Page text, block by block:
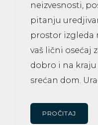
neizvesnosti,
pitanju
prostor izgleda
vaš lični osećaj
dobro i na
srećan dom.
PROČITAJ